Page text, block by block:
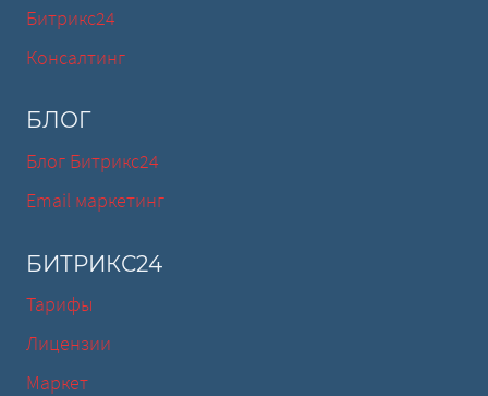
Битрикс24
Консалтинг
БЛОГ
Блог Битрикс24
Email маркетинг
БИТРИКС24
Тарифы
Лицензии
Маркет